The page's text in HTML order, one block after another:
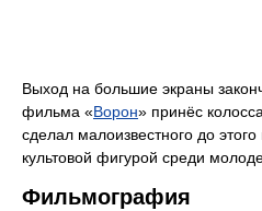
Выход на большие экраны
фильма «Ворон» принёс
сделал малоизвестного до
культовой фигурой среди
Фильмография